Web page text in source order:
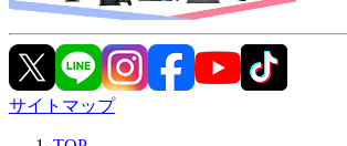
サイトマップ